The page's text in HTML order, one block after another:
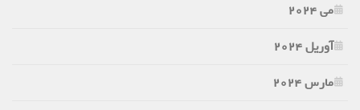
می 2024
آوریل 2024
مارس 2024